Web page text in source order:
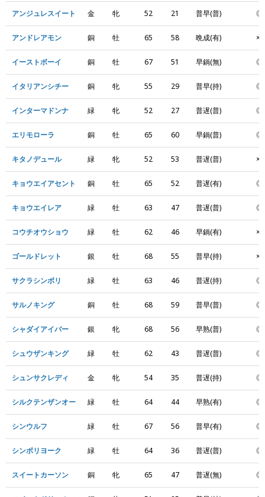
アンジュレスイート 金 牝 52 21 普早(普) ◎
アンドレアモン 銅 牡 65 58 晩成(有) ×
イーストボーイ 銅 牡 67 51 早鍋(無) ◎
イタリアンシチー 銅 牝 55 29 普早(持) ◎
インターマドンナ 緑 牝 52 27 普遅(普) ◎
エリモローラ 銅 牡 65 60 早鍋(普) ◎
キタノデュール 緑 牝 52 53 普遅(普) ×
キョウエイアセント 銅 牡 65 52 普遅(有) ◎
キョウエイレア 緑 牡 63 47 普遅(普) ◎
コウチオウショウ 緑 牡 62 46 早鍋(有) ×
ゴールドレット 銀 牡 68 55 普早(持) ×
サクラシンボリ 緑 牡 63 46 普遅(持) ◎
サルノキング 銅 牡 68 59 普早(普) ◎
シャダイアイバー 銀 牝 68 56 早熟(普) ◎
シュウザンキング 緑 牡 62 43 普遅(普) ◎
シュンサクレディ 金 牝 54 35 普遅(持) ◎
シルクテンザンオー 緑 牡 64 44 早熟(有) ◎
シンウルフ 緑 牡 67 56 普早(有) ◎
シンボリヨーク 緑 牡 64 36 普遅(普) ◎
スイートカーソン 銅 牝 65 47 普遅(無) ◎